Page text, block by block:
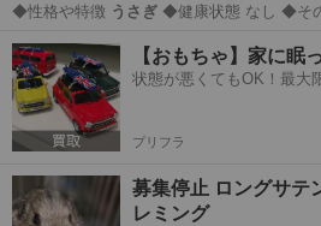
◆性格や特徴 うさぎ ◆健康状態
東京 板橋区 大山駅 その他 う
【おもちゃ】家に眠
状態が悪くてもOK！最大
プリフラ
募集停止 ロングサテ
レミング